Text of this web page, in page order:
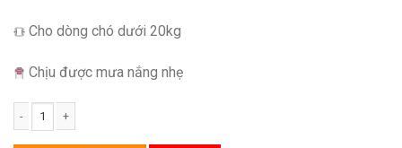
Cho dòng chó dưới 20kg
Chịu được mưa nắng nhẹ